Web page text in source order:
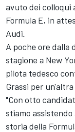
avuto dei colloqui
Formula E, in
Audi.
A poche ore dalla
stagione a New
pilota tedesco
Grassi per
"Con otto
stiamo
storia della